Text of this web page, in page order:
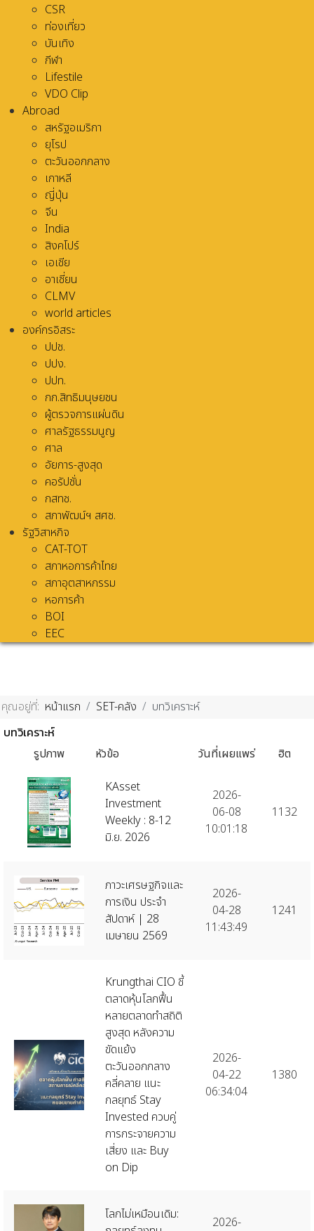
CSR
ท่องเที่ยว
บันเทิง
กีฬา
Lifestile
VDO Clip
Abroad
สหรัฐอเมริกา
ยุโรป
ตะวันออกกลาง
เกาหลี
ญี่ปุ่น
จีน
India
สิงคโปร์
เอเชีย
อาเชี่ยน
CLMV
world articles
องค์กรอิสระ
ปปช.
ปปง.
ปปท.
กก.สิทธิมนุษยชน
ผู้ตรวจการแผ่นดิน
ศาลรัฐธรรมนูญ
ศาล
อัยการ-สูงสุด
คอรัปชั่น
กสทช.
สภาพัฒน์ฯ สศช.
รัฐวิสาหกิจ
CAT-TOT
สภาหอการค้าไทย
สภาอุตสาหกรรม
หอการค้า
BOI
EEC
คุณอยู่ที่: หน้าแรก SET-คลัง
บทวิเคราะห์
บทวิเคราะห์
รูปภาพ
หัวข้อ วันที่เผยแพร่
ฮิต
KAsset
Investment
Weekly : 8-12
มิ.ย. 2026
2026-
06-08
10:01:18
1132
ภาวะเศรษฐกิจและ
การเงิน ประจำ
สัปดาห์ | 28
เมษายน 2569
2026-
04-28
11:43:49
1241
Krungthai CIO ชี้
ตลาดหุ้นโลกฟื้น
หลายตลาดทำสถิติ
สูงสุด หลังความ
ขัดแย้ง
ตะวันออกกลาง
คลี่คลาย แนะ
กลยุทธ์ Stay
Invested ควบคู่
การกระจายความ
เสี่ยง และ Buy
on Dip
2026-
04-22
06:34:04
1380
โลกไม่เหมือนเดิม:
2026-